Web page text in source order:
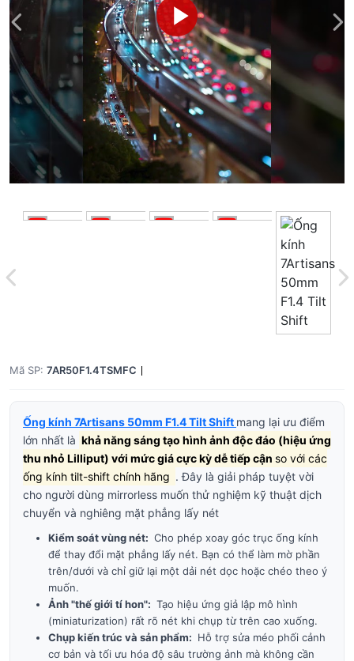
Mã SP: 7AR50F1.4TSMFC
Ống kính 7Artisans 50mm F1.4 Tilt Shift mang lại ưu điểm
lớn nhất là khả năng sáng tạo hình ảnh độc đáo (hiệu ứng
thu nhỏ Lilliput) với mức giá cực kỳ dễ tiếp cận so với các
ống kính tilt-shift chính hãng . Đây là giải pháp tuyệt vời
cho người dùng mirrorless muốn thử nghiệm kỹ thuật dịch
chuyển và nghiêng mặt phẳng lấy nét
Kiểm soát vùng nét: Cho phép xoay góc trục ống kính
để thay đổi mặt phẳng lấy nét. Bạn có thể làm mờ phần
trên/dưới và chỉ giữ lại một dải nét dọc hoặc chéo theo ý
muốn.
Ảnh "thế giới tí hon": Tạo hiệu ứng giả lập mô hình
(miniaturization) rất rõ nét khi chụp từ trên cao xuống.
Chụp kiến trúc và sản phẩm: Hỗ trợ sửa méo phối cảnh
cơ bản và tối ưu hóa độ sâu trường ảnh mà không cần
Tổng giá